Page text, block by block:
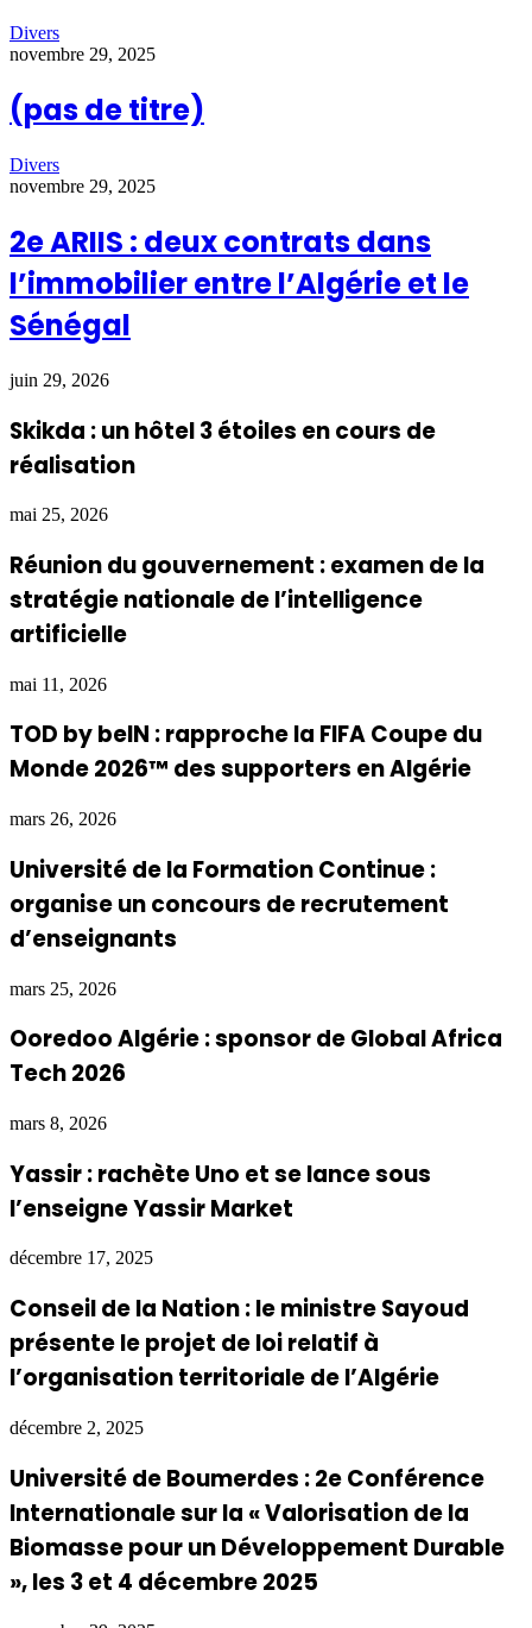
Divers
novembre 29, 2025
(pas de titre)
Divers
novembre 29, 2025
2e ARIIS : deux contrats dans
l’immobilier entre l’Algérie et le
Sénégal
juin 29, 2026
Skikda : un hôtel 3 étoiles en cours de
réalisation
mai 25, 2026
Réunion du gouvernement : examen de la
stratégie nationale de l’intelligence
artificielle
mai 11, 2026
TOD by beIN : rapproche la FIFA Coupe du
Monde 2026™ des supporters en Algérie
mars 26, 2026
Université de la Formation Continue :
organise un concours de recrutement
d’enseignants
mars 25, 2026
Ooredoo Algérie : sponsor de Global Africa
Tech 2026
mars 8, 2026
Yassir : rachète Uno et se lance sous
l’enseigne Yassir Market
décembre 17, 2025
Conseil de la Nation : le ministre Sayoud
présente le projet de loi relatif à
l’organisation territoriale de l’Algérie
décembre 2, 2025
Université de Boumerdes : 2e Conférence
Internationale sur la « Valorisation de la
Biomasse pour un Développement Durable
», les 3 et 4 décembre 2025